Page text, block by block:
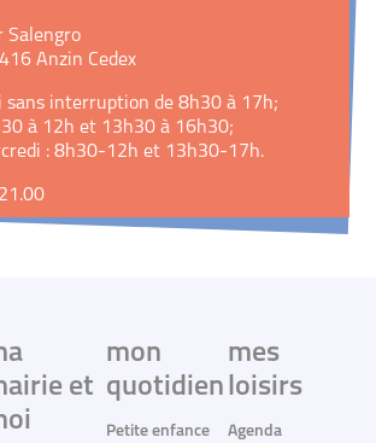
Salengro
Anzin Cedex
sans interruption de 8h30 à 17h;
à 12h et 13h30 à 16h30;
: 8h30-12h et 13h30-17h.
et
mon
quotidien
Petite enfance
mes
loisirs
Agenda